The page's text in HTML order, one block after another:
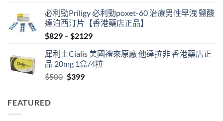
was:
$500.
is:
$480.
必利勁Priligy 必利勁poxet-60 治療男性早洩 鹽酸
達泊西汀片【香港藥店正品】
$829 – $2129Price
$829
through
犀利士Cialis 美國禮來原廠 他達拉非 香港藥店正
品 20mg 1盒/4粒
$500 Original
$399Current
FEATURED